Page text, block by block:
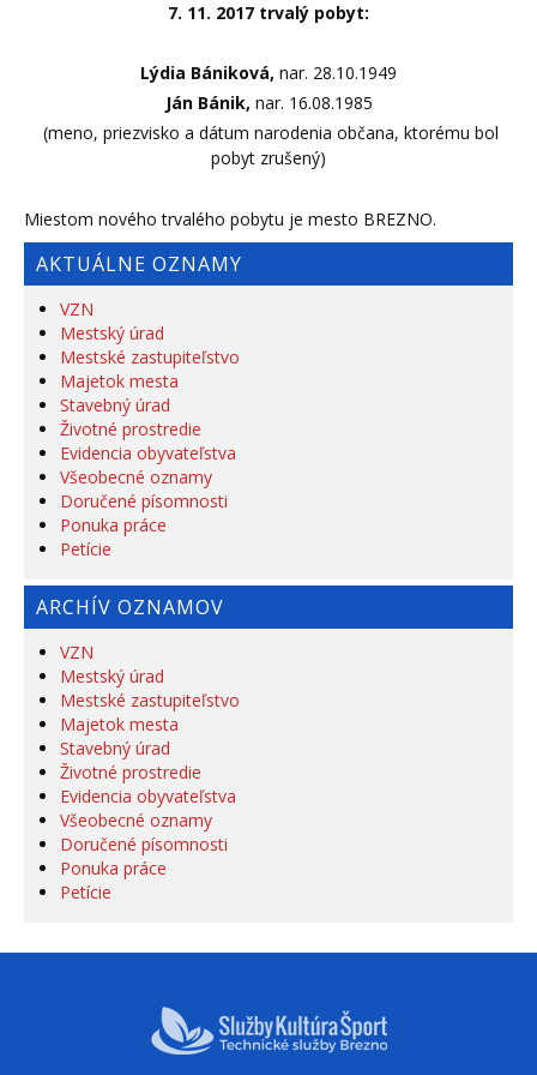
7. 11. 2017 trvalý pobyt:
Lýdia Bániková, nar. 28.10.1949
Ján Bánik, nar. 16.08.1985
(meno, priezvisko a dátum narodenia občana, ktorému bol
pobyt zrušený)
Miestom nového trvalého pobytu je mesto BREZNO.
AKTUÁLNE OZNAMY
VZN
Mestský úrad
Mestské zastupiteľstvo
Majetok mesta
Stavebný úrad
Životné prostredie
Evidencia obyvateľstva
Všeobecné oznamy
Doručené písomnosti
Ponuka práce
Petície
ARCHÍV OZNAMOV
VZN
Mestský úrad
Mestské zastupiteľstvo
Majetok mesta
Stavebný úrad
Životné prostredie
Evidencia obyvateľstva
Všeobecné oznamy
Doručené písomnosti
Ponuka práce
Petície